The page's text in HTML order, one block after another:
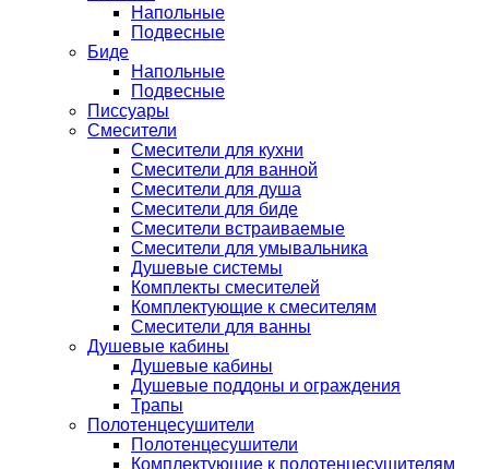
Напольные
Подвесные
Биде
Напольные
Подвесные
Писсуары
Смесители
Смесители для кухни
Смесители для ванной
Смесители для душа
Смесители для биде
Смесители встраиваемые
Смесители для умывальника
Душевые системы
Комплекты смесителей
Комплектующие к смесителям
Смесители для ванны
Душевые кабины
Душевые кабины
Душевые поддоны и ограждения
Трапы
Полотенцесушители
Полотенцесушители
Комплектующие к полотенцесушителям